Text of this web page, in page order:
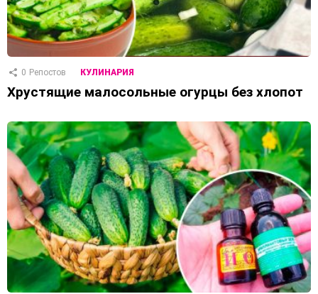
0 Репостов КУЛИНАРИЯ
Хрустящие малосольные огурцы без хлопот